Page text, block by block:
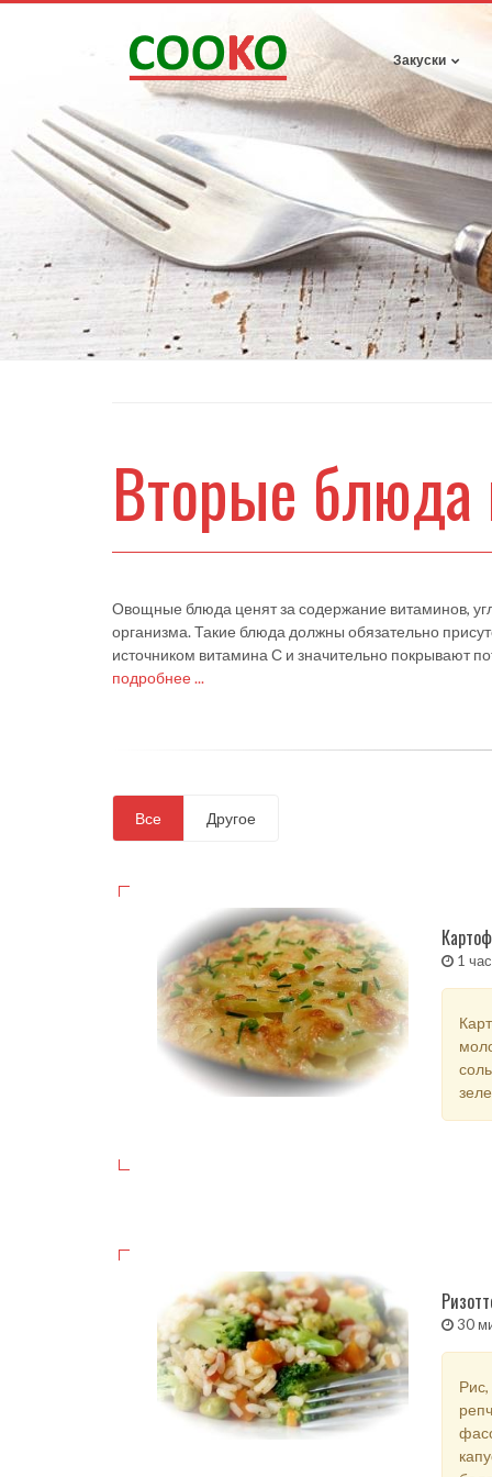
Закуски
Вторые блюда
Овощные блюда ценят за содержание витаминов,
организма. Такие блюда должны обязательно
источником витамина С и значительно покрывают
подробнее ...
Все Другое
1
30